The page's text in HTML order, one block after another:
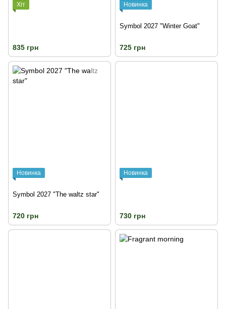
Хіт
835 грн
Новинка
Symbol 2027 "Winter Goat"
725 грн
Новинка
Symbol 2027 "The waltz star"
720 грн
Новинка
730 грн